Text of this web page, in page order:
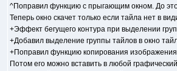
^Поправил функцию с прыгающим окном. До
Теперь окно скачет только если тайла нет в
+Эффект бегущего контура при выделении
+Добавил выделение группы тайлов в окно
+Поправил функцию копирования
Потом его можно вставить в любой